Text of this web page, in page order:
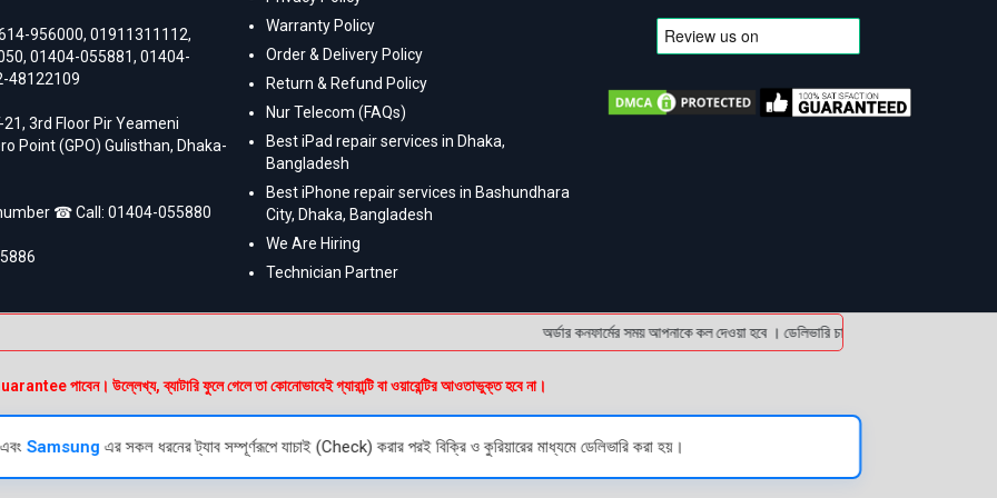
956000,01911311112,
,01404-055881,01404-
48122109
21, 3rd Floor Pir Yeameni
Point (GPO) Gulisthan, Dhaka-
☎ Call:01404-055880
Warranty Policy
Order & Delivery Policy
Return & Refund Policy
Nur Telecom (FAQs)
Best iPad repair services in Dhaka,
Bangladesh
Best iPhone repair services in Bashundhara
City, Dhaka, Bangladesh
We Are Hiring
Technician Partner
অর্ডার কনফার্মের সময় আপনাকে কল দেওয়া হবে । ডেলিভারি চার্জটা অগ্রিম (bKash/
পাবেন। উল্লেখ্য, ব্যাটারি ফুলে গেলে তা কোনোভাবেই গ্যারান্টি বা ওয়ারেন্টির আওতাভুক্ত হবে না।
Samsung এর সকল ধরনের ট্যাব সম্পূর্ণরূপে যাচাই (Check) করার পরই বিক্রি ও কুরিয়ারের মাধ্যমে ডেলিভারি করা হয়।